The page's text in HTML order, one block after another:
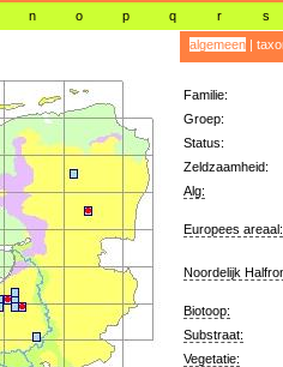
n o p q r s
algemeen|
Familie:
Groep:
Status:
Zeldzaamheid:
Alg:
Europees areaal:
Noordelijk
Biotoop:
Substraat:
Vegetatie: